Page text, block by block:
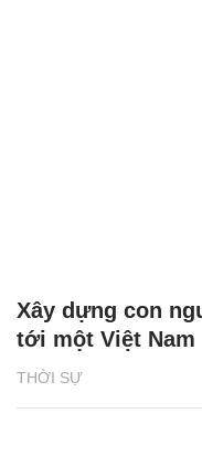
THỜI SỰ
Xây dựng con
tới một Việt Nam